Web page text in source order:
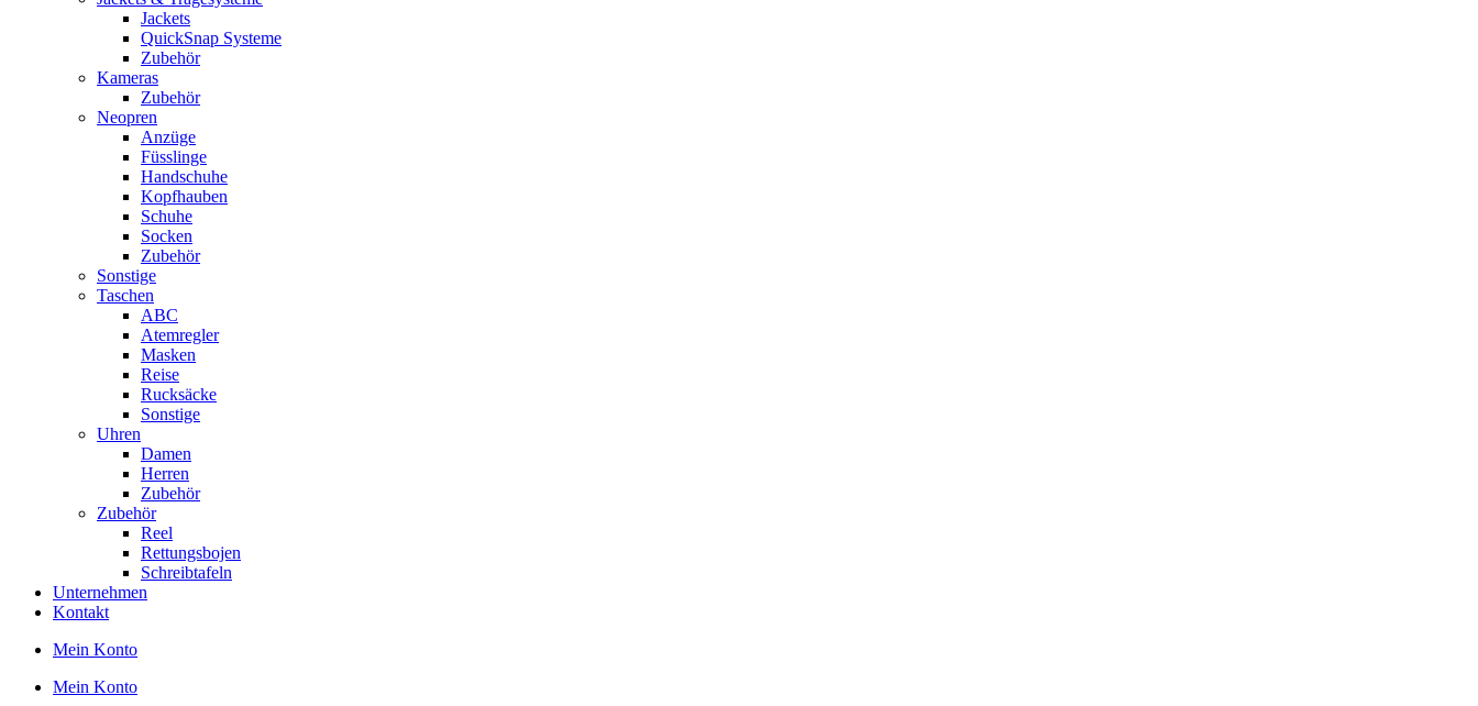
Jackets
QuickSnap Systeme
Zubehör
Kameras
Zubehör
Neopren
Anzüge
Füsslinge
Handschuhe
Kopfhauben
Schuhe
Socken
Zubehör
Sonstige
Taschen
ABC
Atemregler
Masken
Reise
Rucksäcke
Sonstige
Uhren
Damen
Herren
Zubehör
Zubehör
Reel
Rettungsbojen
Schreibtafeln
Unternehmen
Kontakt
Mein Konto
Mein Konto